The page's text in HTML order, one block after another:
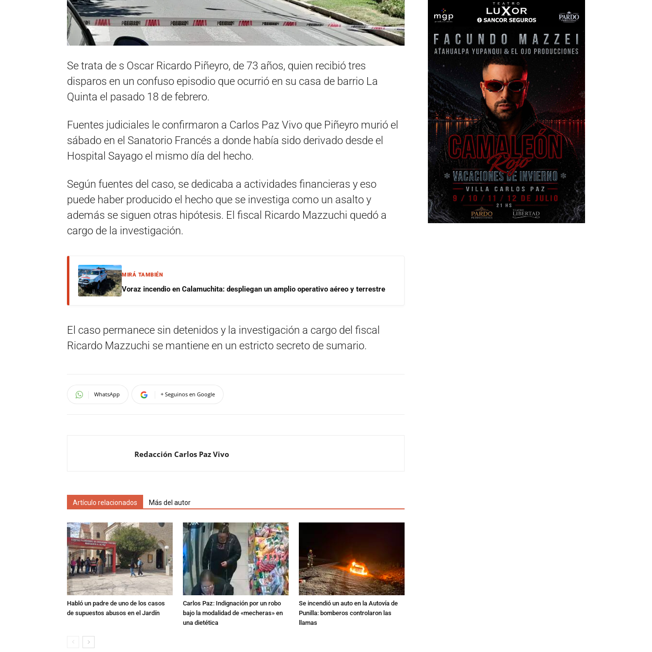
Se trata de s Oscar Ricardo Piñeyro, de 73 años, quien recibió tres
disparos en un confuso episodio que ocurrió en su casa de barrio La
Quinta el pasado 18 de febrero.
Fuentes judiciales le confirmaron a Carlos Paz Vivo que Piñeyro murió el
sábado en el Sanatorio Francés a donde había sido derivado desde el
Hospital Sayago el mismo día del hecho.
Según fuentes del caso, se dedicaba a actividades financieras y eso
puede haber producido el hecho que se investiga como un asalto y
además se siguen otras hipótesis. El fiscal Ricardo Mazzuchi quedó a
cargo de la investigación.
MIRÁ TAMBIÉN
Voraz incendio en Calamuchita: despliegan un amplio operativo aéreo y terrestre
El caso permanece sin detenidos y la investigación a cargo del fiscal
Ricardo Mazzuchi se mantiene en un estricto secreto de sumario.
WhatsApp + Seguinos en Google
Redacción Carlos Paz Vivo
Artículo relacionados Más del autor
Habló un padre de uno de los casos
de supuestos abusos en el Jardín
Carlos Paz: Indignación por un robo
bajo la modalidad de «mecheras» en
una dietética
Se incendió un auto en la Autovía de
Punilla: bomberos controlaron las
llamas